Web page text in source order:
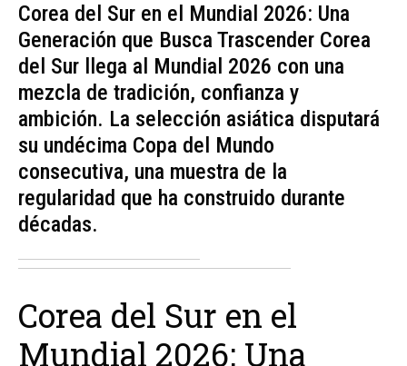
Corea del Sur en el Mundial 2026: Una
Generación que Busca Trascender Corea
del Sur llega al Mundial 2026 con una
mezcla de tradición, confianza y
ambición. La selección asiática disputará
su undécima Copa del Mundo
consecutiva, una muestra de la
regularidad que ha construido durante
décadas.
Corea del Sur en el
Mundial 2026: Una